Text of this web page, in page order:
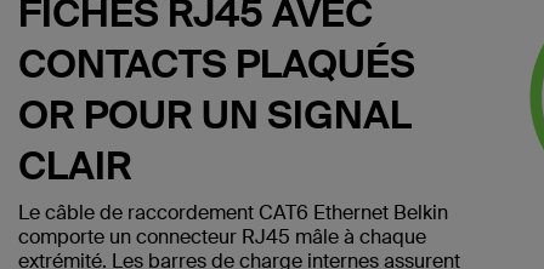
FICHES RJ45 AVEC
CONTACTS PLAQUÉS
OR POUR UN SIGNAL
CLAIR
Le câble de raccordement CAT6 Ethernet Belkin
comporte un connecteur RJ45 mâle à chaque
extrémité. Les barres de charge internes assurent